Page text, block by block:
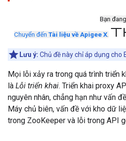
Bạn
Chuyển đến Tài liệu về Apigee X.
Lưu ý: Chủ đề này chỉ áp dụng cho
Mọi lỗi xảy ra trong quá trình triển
là Lỗi triển khai. Triển khai proxy
nguyên nhân, chẳng hạn như vấn
Máy chủ biên, vấn đề với kho dữ
trong ZooKeeper và lỗi trong API